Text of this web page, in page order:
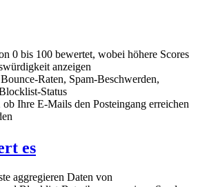
0 bis 100 bewertet, wobei höhere Scores
anzeigen
Raten, Spam-Beschwerden,
Status
Ihre E-Mails den Posteingang erreichen
es
aggregieren Daten von